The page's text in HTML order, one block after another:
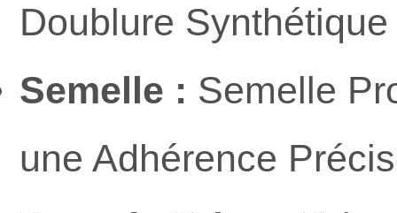
Doublure Synthétique
Semelle : Semelle
une Adhérence